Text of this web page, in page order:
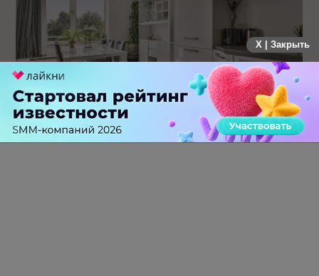
19 заявок за месяц: как производитель кухонь на заказ
протестировал Авито Рекламу в Самаре
X | Закрыть